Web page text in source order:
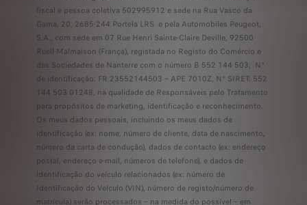
fiscal e pessoa coletiva 502995912 e sede na Rua Vasco da
Gama, 20, 2685-244 Portela LRS e pela Automobiles Peugeot,
S.A., com sede em 07 Rue Henri Sainte-Claire Deville, 92500
Rueil-Malmaison (França), registada no Registo do Comércio e
das Sociedades de Nanterre com o número B 552 144 503, N°
de identificação: FR 23552144503 – APE 7010Z, N° SIRET: 552
144 503 01248, na qualidade de Responsáveis pelo Tratamento
para propósitos de marketing, identificação e reconhecimento.
Os meus dados pessoais, incluindo os meus dados de
identificação (ex: nome, número de cliente, data de nascimento,
número da carta de condução), dados de contacto (ex: endereço
postal, endereço e-mail, números de telefone), e dados de
identificação do veículo relacionados (ex: número de
Identificação do Veículo (VIN), número de registo/número de
matrícula) serão processados – na medida do possível – em